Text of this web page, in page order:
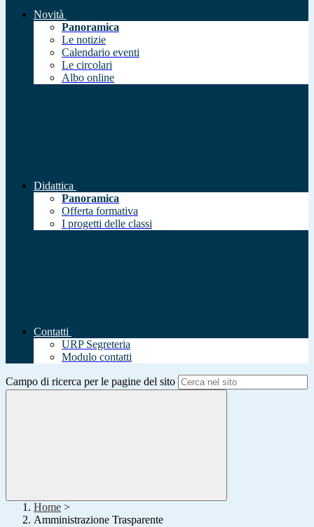
Novità
Panoramica
Le notizie
Calendario eventi
Le circolari
Albo online
Didattica
Panoramica
Offerta formativa
I progetti delle classi
Contatti
URP Segreteria
Modulo contatti
Campo di ricerca per le pagine del sito
Home >
Amministrazione Trasparente